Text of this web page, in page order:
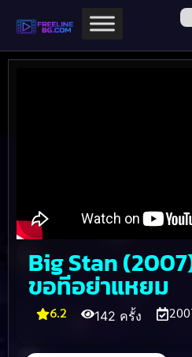
Big Stan
ขอทีอย่าแหยม
6.2 142 ครั้ง